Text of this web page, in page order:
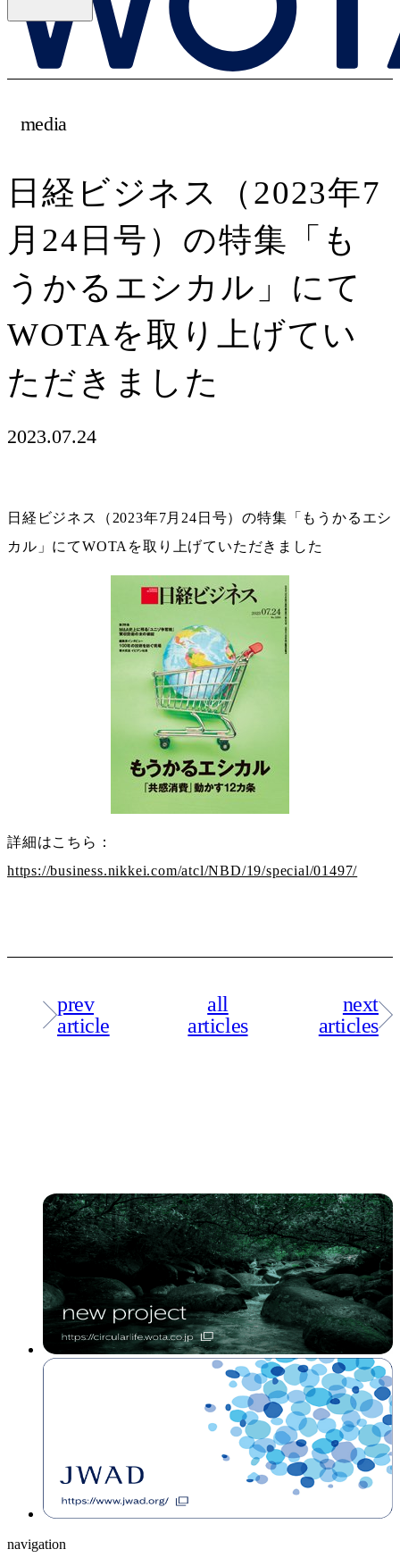
media
日経ビジネス（2023年7
月24日号）の特集「も
うかるエシカル」にて
WOTAを取り上げてい
ただきました
2023.07.24
日経ビジネス（2023年7月24日号）の特集「もうかるエシ
カル」にてWOTAを取り上げていただきました
詳細はこちら：
https://business.nikkei.com/atcl/NBD/19/special/01497/
prev
article
all
articles
next
articles
navigation